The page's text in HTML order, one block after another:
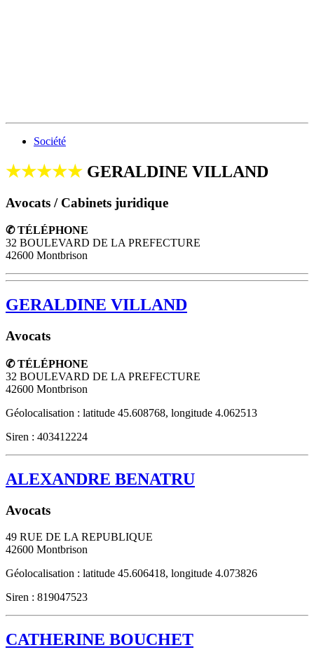
Société
★★★★★ GERALDINE VILLAND
Avocats / Cabinets juridique
✆ TÉLÉPHONE
32 BOULEVARD DE LA PREFECTURE
42600 Montbrison
GERALDINE VILLAND
Avocats
✆ TÉLÉPHONE
32 BOULEVARD DE LA PREFECTURE
42600 Montbrison
Géolocalisation : latitude 45.608768, longitude 4.062513
Siren : 403412224
ALEXANDRE BENATRU
Avocats
49 RUE DE LA REPUBLIQUE
42600 Montbrison
Géolocalisation : latitude 45.606418, longitude 4.073826
Siren : 819047523
CATHERINE BOUCHET